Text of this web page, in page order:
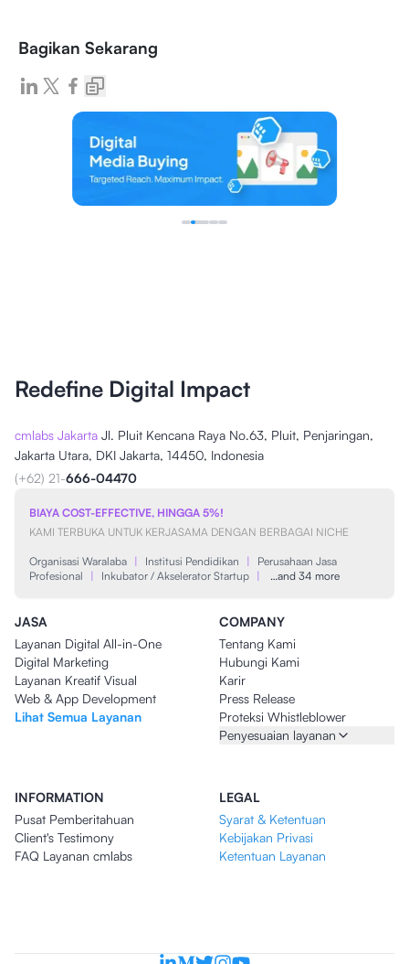
Bagikan Sekarang
Redefine Digital Impact
cmlabs Jakarta Jl. Pluit Kencana Raya No.63, Pluit, Penjaringan,
Jakarta Utara, DKI Jakarta, 14450, Indonesia
(+62) 21-666-04470
BIAYA COST-EFFECTIVE, HINGGA 5%!
KAMI TERBUKA UNTUK KERJASAMA DENGAN BERBAGAI NICHE
Organisasi Waralaba | Institusi Pendidikan |
Perusahaan Jasa
Profesional
| Inkubator / Akselerator Startup | …and 34 more
JASA
Layanan Digital All-in-One
Digital Marketing
Layanan Kreatif Visual
Web & App Development
Lihat Semua Layanan
COMPANY
Tentang Kami
Hubungi Kami
Karir
Press Release
Proteksi Whistleblower
Penyesuaian layanan
INFORMATION
Pusat Pemberitahuan
Client's Testimony
FAQ Layanan cmlabs
LEGAL
Syarat & Ketentuan
Kebijakan Privasi
Ketentuan Layanan